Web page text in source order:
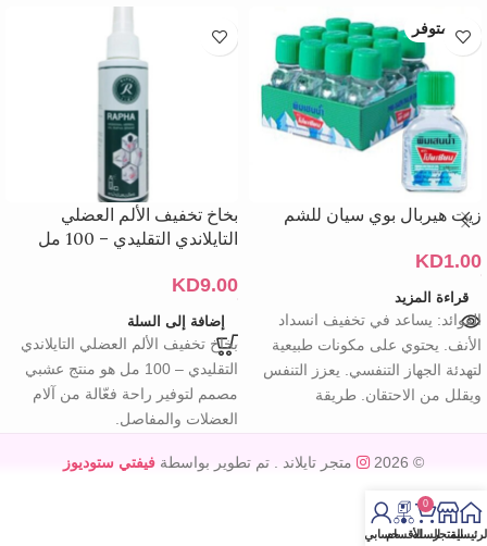
غير متوفر
زيت هيربال بوي سيان للشم
KD1.00
قراءة المزيد
الفوائد: يساعد في تخفيف انسداد
الأنف. يحتوي على مكونات طبيعية
لتهدئة الجهاز التنفسي. يعزز التنفس
ويقلل من الاحتقان. طريقة
بخاخ تخفيف الألم العضلي
التايلاندي التقليدي – 100 مل
KD9.00
إضافة إلى السلة
بخاخ تخفيف الألم العضلي التايلاندي
التقليدي – 100 مل هو منتج عشبي
مصمم لتوفير راحة فعّالة من آلام
العضلات والمفاصل.
© 2026 متجر تايلاند . تم تطوير بواسطة فيفتي ستوديوز
المتجر
0
السلهالأقسامحسابي